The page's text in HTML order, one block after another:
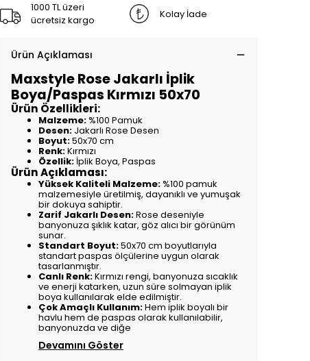
1000 TL üzeri
ücretsiz kargo
Kolay İade
Ürün Açıklaması
Maxstyle Rose Jakarlı İplik
Boya/Paspas Kırmızı 50x70
Ürün Özellikleri:
Malzeme:%100 Pamuk
Desen: Jakarlı Rose Desen
Boyut:50x70 cm
Renk:Kırmızı
Özellik: İplik Boya, Paspas
Ürün Açıklaması:
Yüksek Kaliteli Malzeme:%100 pamuk
malzemesiyle üretilmiş, dayanıklı ve yumuşak
bir dokuya sahiptir.
Zarif Jakarlı Desen:Rose deseniyle
banyonuza şıklık katar, göz alıcı bir görünüm
sunar.
Standart Boyut:50x70 cm boyutlarıyla
standart paspas ölçülerine uygun olarak
tasarlanmıştır.
Canlı Renk:Kırmızı rengi, banyonuza sıcaklık
ve enerji katarken, uzun süre solmayan iplik
boya kullanılarak elde edilmiştir.
Çok Amaçlı Kullanım:Hem iplik boyalı bir
havlu hem de paspas olarak kullanılabilir,
banyonuzda ve diğe
Devamını Göster